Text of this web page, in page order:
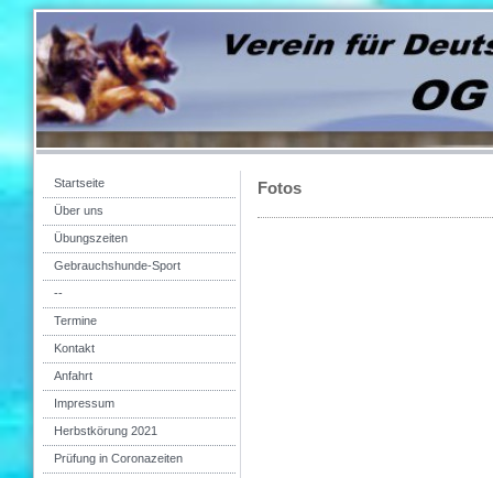
Startseite
Über uns
Übungszeiten
Gebrauchshunde-Sport
--
Termine
Kontakt
Anfahrt
Impressum
Herbstkörung 2021
Prüfung in Coronazeiten
Fotos